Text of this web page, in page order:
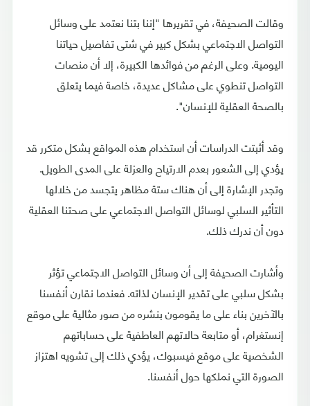
وقالت الصحيفة، في تقريرها "إننا بتنا نعتمد على وسائل
التواصل الاجتماعي بشكل كبير في شتى تفاصيل حياتنا
اليومية. وعلى الرغم من فوائدها الكبيرة، إلا أن منصات
التواصل تنطوي على مشاكل عديدة، خاصة فيما يتعلق
بالصحة العقلية للإنسان".
وقد أثبتت الدراسات أن استخدام هذه المواقع بشكل متكرر قد
يؤدي إلى الشعور بعدم الارتياح والعزلة على المدى الطويل.
وتجدر الإشارة إلى أن هناك ستة مظاهر يتجسد من خلالها
التأثير السلبي لوسائل التواصل الاجتماعي على صحتنا العقلية
دون أن ندرك ذلك.
وأشارت الصحيفة إلى أن وسائل التواصل الاجتماعي تؤثر
بشكل سلبي على تقدير الإنسان لذاته. فعندما نقارن أنفسنا
بالآخرين بناء على ما يقومون بنشره من صور مثالية على موقع
إنستغرام، أو متابعة حالاتهم العاطفية على حساباتهم
الشخصية على موقع فيسبوك، يؤدي ذلك إلى تشويه اهتزاز
الصورة التي نملكها حول أنفسنا.